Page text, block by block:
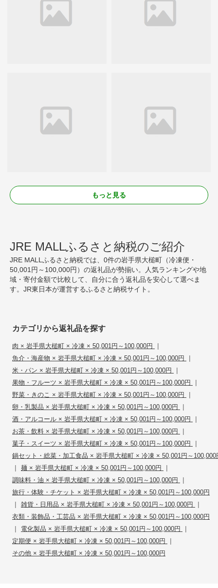
もっと見る
JRE MALLふるさと納税のご紹介
JRE MALLふるさと納税では、0件の岩手県大槌町（冷凍便・
50,001円～100,000円）の返礼品が勢揃い。人気ランキングや地
域・寄付金額で比較して、自分に合う返礼品を安心して選べま
す。JR東日本が運営するふるさと納税サイト。
カテゴリから返礼品を探す
肉 × 岩手県大槌町 × 冷凍 × 50,001円～100,000円 |
魚介・海産物 × 岩手県大槌町 × 冷凍 × 50,001円～100,000円 |
米・パン × 岩手県大槌町 × 冷凍 × 50,001円～100,000円 |
果物・フルーツ × 岩手県大槌町 × 冷凍 × 50,001円～100,000円 |
野菜・きのこ × 岩手県大槌町 × 冷凍 × 50,001円～100,000円 |
卵・乳製品 × 岩手県大槌町 × 冷凍 × 50,001円～100,000円 |
酒・アルコール × 岩手県大槌町 × 冷凍 × 50,001円～100,000円 |
お茶・飲料 × 岩手県大槌町 × 冷凍 × 50,001円～100,000円 |
菓子・スイーツ × 岩手県大槌町 × 冷凍 × 50,001円～100,000円 |
鍋セット・総菜・加工食品 × 岩手県大槌町 × 冷凍 × 50,001円～100,000
| 麺 × 岩手県大槌町 × 冷凍 × 50,001円～100,000円 |
調味料・油 × 岩手県大槌町 × 冷凍 × 50,001円～100,000円 |
旅行・体験・チケット × 岩手県大槌町 × 冷凍 × 50,001円～100,000円
| 雑貨・日用品 × 岩手県大槌町 × 冷凍 × 50,001円～100,000円 |
衣類・装飾品・工芸品 × 岩手県大槌町 × 冷凍 × 50,001円～100,000円
| 電化製品 × 岩手県大槌町 × 冷凍 × 50,001円～100,000円 |
定期便 × 岩手県大槌町 × 冷凍 × 50,001円～100,000円 |
その他 × 岩手県大槌町 × 冷凍 × 50,001円～100,000円